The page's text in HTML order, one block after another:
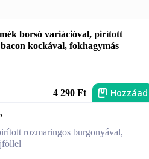
borsó variációval, pirított
kockával, fokhagymás
4 290 Ft Hozzáad
rozmaringos burgonyával,